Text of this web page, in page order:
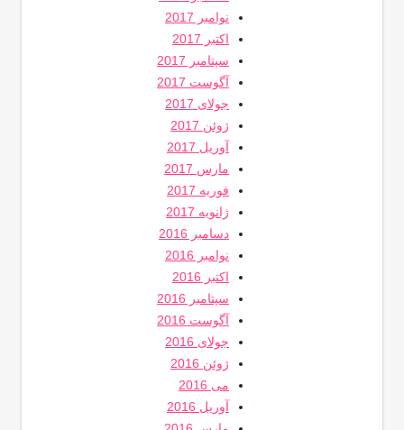
نوامبر 2017
اکتبر 2017
سپتامبر 2017
آگوست 2017
جولای 2017
ژوئن 2017
آوریل 2017
مارس 2017
فوریه 2017
ژانویه 2017
دسامبر 2016
نوامبر 2016
اکتبر 2016
سپتامبر 2016
آگوست 2016
جولای 2016
ژوئن 2016
می 2016
آوریل 2016